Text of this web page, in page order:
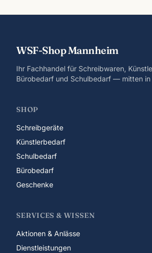
WSF-Shop Mannheim
Ihr Fachhandel für Schreibwaren,
Bürobedarf und Schulbedarf — mitten in
SHOP
Schreibgeräte
Künstlerbedarf
Schulbedarf
Bürobedarf
Geschenke
SERVICES & WISSEN
Aktionen & Anlässe
Dienstleistungen